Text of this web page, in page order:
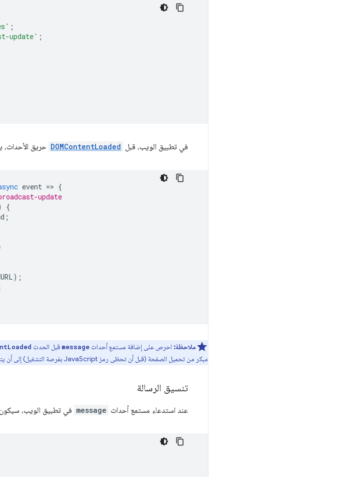
;
update' ;
في تطبيق الويب، قبل DOMContentLoaded حريق الأحداث،
event => {
update
{
;
);
ملاحظة: احرص على إضافة مستمع أحداث message قبل الحدث
مبكر من تحميل الصفحة (قبل أن تحظى رمز JavaScript بفرصة التشغيل) إلى أن يتمّ تنفيذ الحدث
تنسيق الرسالة
عند استدعاء مستمع أحداث message في تطبيق الويب،